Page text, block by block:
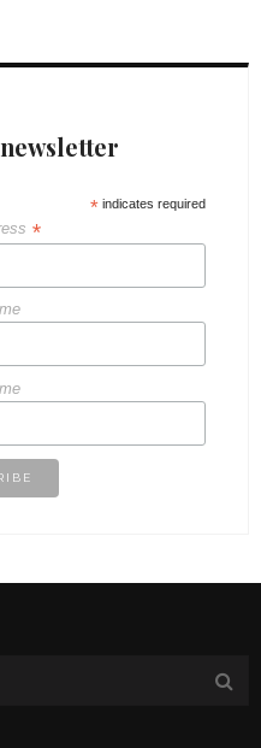
*indicates required
*